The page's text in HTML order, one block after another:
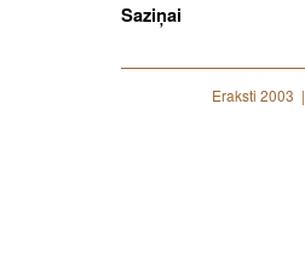
Saziņai
Eraksti 2003 |